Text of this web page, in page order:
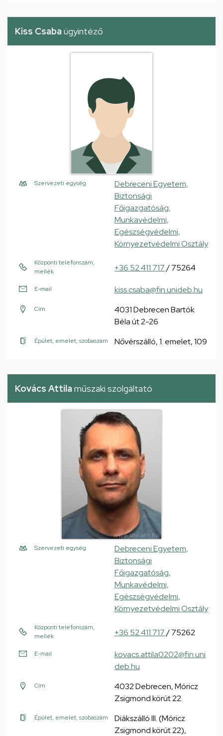
Kiss Csaba ügyintéző
Szervezeti egység
Debreceni Egyetem,
Biztonsági
Főigazgatóság,
Munkavédelmi,
Egészségvédelmi,
Környezetvédelmi Osztály
Központi telefonszám,
mellék
+36 52 411 717/ 75264
E-mail kiss.csaba@fin.unideb.hu
Cím
4031 Debrecen Bartók
Béla út 2-26
Épület, emelet, szobaszám Nővérszálló, 1. emelet, 109
Kovács Attila műszaki szolgáltató
Szervezeti egység
Debreceni Egyetem,
Biztonsági
Főigazgatóság,
Munkavédelmi,
Egészségvédelmi,
Környezetvédelmi Osztály
Központi telefonszám,
mellék
+36 52 411 717/ 75262
E-mail
kovacs.attila0202@fin.uni
deb.hu
Cím
4032 Debrecen, Móricz
Zsigmond körút 22.
Épület, emelet, szobaszám
Diákszálló III. (Móricz
Zsigmond körút 22),